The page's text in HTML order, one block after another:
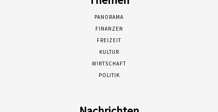
PANORAMA
FINANZEN
FREIZEIT
KULTUR
WIRTSCHAFT
POLITIK